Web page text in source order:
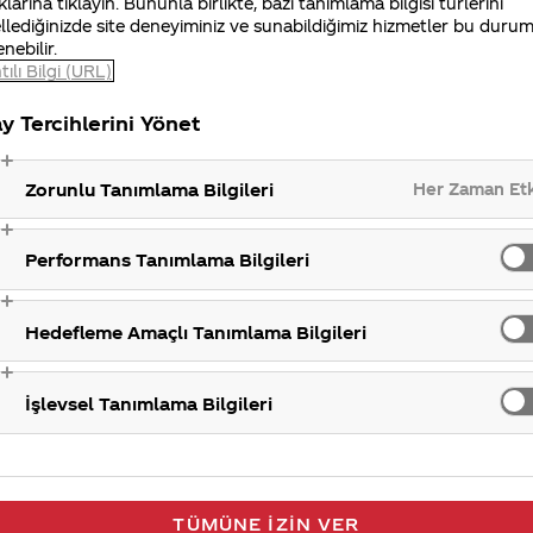
ve satış sorumluluğunu üstlenen şişeleyici ortağımız
bilgilerine de www.cci.com.tr internet
site deneyiminiz ve sunabildiğimiz hizmetler bu
Bilgi (URL)
Tercihlerini Yönet
Zorunlu Tanımlama Bilgileri Her Zaman
Performans Tanımlama Bilgileri
Hedefleme Amaçlı Tanımlama Bilgileri
İşlevsel Tanımlama Bilgileri
TÜMÜNE İZIN VER